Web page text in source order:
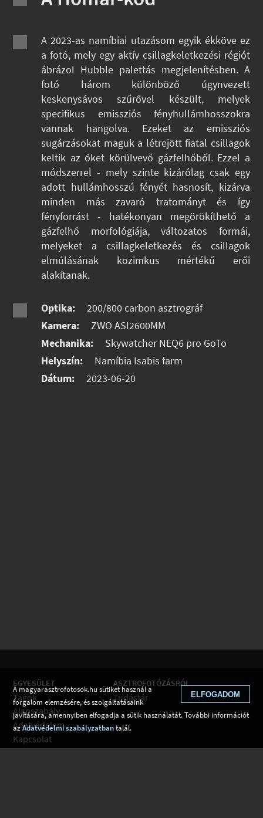
A 2023-as namíbiai utazásom egyik ékköve ez
a fotó, mely egy aktív csillagkeletkezési régiót
ábrázol Hubble palettás megjelenítésben. A
fotó három különböző úgynvezett
keskenysávos szűrővel készült, melyek
specifikus emissziós fényhullámhosszokra
vannak hangolva. Ezeket az emissziós
sugárzásokat maguk a létrejött fiatal csillagok
keltik az őket körülvevő gázfelhőből. Ezzel a
módszerrel - mely szinte kizárólag csak egy
adott hullámhosszú fényét hasnosít, kizárva
minden más zavaró tratományt és így
fényforrást - hatékonyan megörökíthető a
gázfelhő morfológiája, változatos formái,
melyeket a csillagkeletkezés és csillagok
elmúlásának kozimkus mértékű erői
alakítanak.
Optika:
200/800 carbon asztrográf
Kamera:
ZWO ASI2600MM
Mechanika:
Skywatcher NEQ6 pro GoTo
Helyszín:
Namíbia Isabis farm
Dátum:
2023-06-20
EGYESÜLET
Tagok
Alapszabály
Adatvédelem
Kapcsolat
ASZTROFOTÓZÁSRÓL
Tudástár ELFOGADOM
A magyarasztrofotosok.hu sütiket használ a
forgalom elemzésére, és szolgáltatásaink
javítására, amennyiben elfogadja a sütik használatát. További információt
azAdatvédelmi szabályzatbantalál.